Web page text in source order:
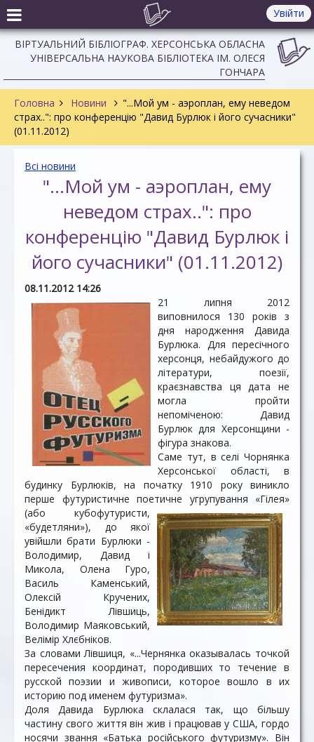
Увійти
ВІРТУАЛЬНИЙ БІБЛІОГРАФ. ХЕРСОНСЬКА ОБЛАСНА
УНІВЕРСАЛЬНА НАУКОВА БІБЛІОТЕКА ІМ. ОЛЕСЯ
ГОНЧАРА
Головна Новини
"...Мой ум - аэроплан, ему неведом
страх..": про конференцію "Давид Бурлюк і його сучасники"
(01.11.2012)
Всі новини
"...Мой ум - аэроплан, ему
неведом страх..": про
конференцію "Давид Бурлюк і
його сучасники" (01.11.2012)
08.11.2012 14:26
21 липня 2012
виповнилося 130 років з
дня народження Давида
Бурлюка. Для пересічного
херсонця, небайдужого до
літератури, поезії,
краєзнавства ця дата не
могла пройти
непоміченою: Давид
Бурлюк для Херсонщини -
фігура знакова.
Саме тут, в селі Чорнянка
Херсонської області, в
будинку Бурлюків, на початку 1910 року виникло
перше футуристичне поетичне угрупування «Гілея»
(або кубофутуристи,
«будетляни»), до якої
увійшли брати Бурлюки -
Володимир, Давид і
Микола, Олена Гуро,
Василь Каменський,
Олексій Кручених,
Бенідикт Лівшиць,
Володимир Маяковський,
Велімір Хлєбніков.
За словами Лівшиця, «...Чернянка оказывалась точкой
пересечения координат, породивших то течение в
русской поэзии и живописи, которое вошло в их
историю под именем футуризма».
Доля Давида Бурлюка склалася так, що більшу
частину свого життя він жив і працював у США, гордо
носячи звання «Батька російського футуризму». Він